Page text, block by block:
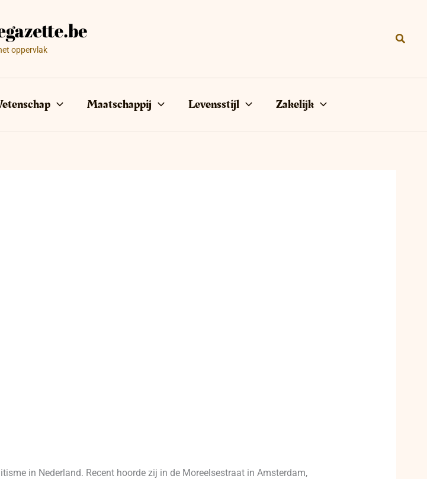
oppervlak
Maatschappij Levensstijl Zakelijk
in Nederland. Recent hoorde zij in de Moreelsestraat in Amsterdam,